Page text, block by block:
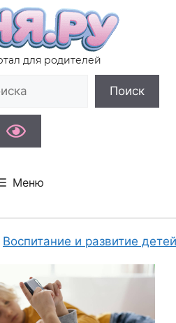
для родителей
Поиск
Меню
Воспитание и развитие детей